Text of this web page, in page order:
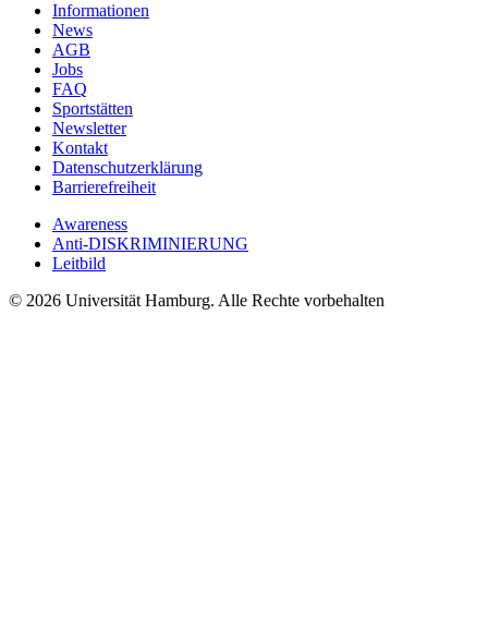
Informationen
News
AGB
Jobs
FAQ
Sportstätten
Newsletter
Kontakt
Datenschutzerklärung
Barrierefreiheit
Awareness
Anti-DISKRIMINIERUNG
Leitbild
© 2026 Universität Hamburg. Alle Rechte vorbehalten